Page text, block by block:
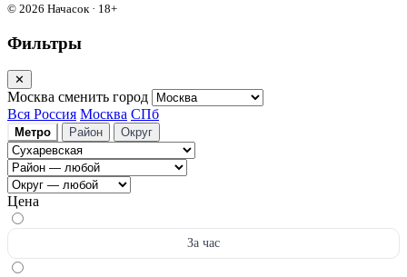
© 2026 Начасок · 18+
Фильтры
✕
Москва сменить город
Вся Россия Москва СПб
Метро Район Округ
Цена
За час